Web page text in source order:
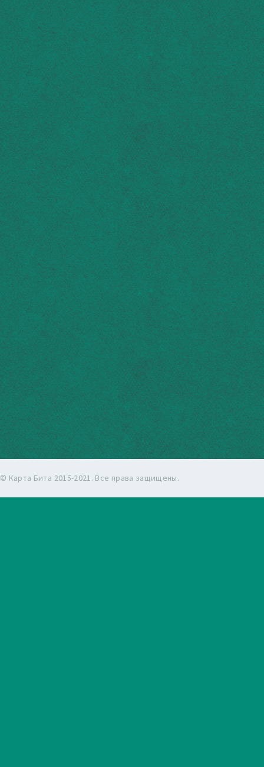
© Карта Бита 2015-2021. Все права защищены.